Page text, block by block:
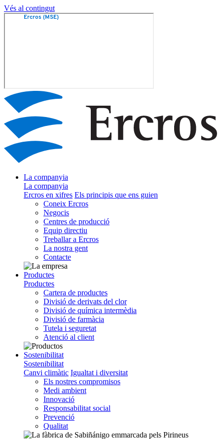
Vés al contingut
La companyia
La companyia
Ercros en xifres Els principis que ens guien
Coneix Ercros
Negocis
Centres de producció
Equip directiu
Treballar a Ercros
La nostra gent
Contacte
Productes
Productes
Cartera de productes
Divisió de derivats del clor
Divisió de química intermèdia
Divisió de farmàcia
Tutela i seguretat
Atenció al client
Sostenibilitat
Sostenibilitat
Canvi climàtic Igualtat i diversitat
Els nostres compromisos
Medi ambient
Innovació
Responsabilitat social
Prevenció
Qualitat